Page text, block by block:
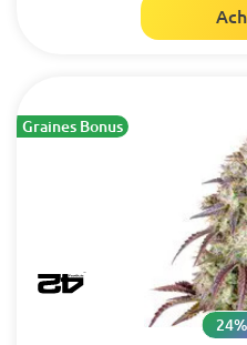
Graines Bonus